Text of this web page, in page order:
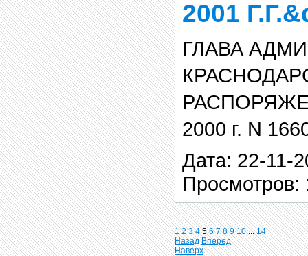
2001
ГЛАВА
2000 г. N
Дата: 22-11-
Просмотров:
1 2 3 4 5 6 7 8 9 10 ... 14
Назад Вперед
Наверх